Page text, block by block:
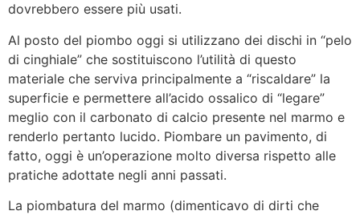
dovrebbero essere più usati.
Al posto del piombo oggi si utilizzano dei dischi in “pelo
di cinghiale” che sostituiscono l’utilità di questo
materiale che serviva principalmente a “riscaldare” la
superficie e permettere all’acido ossalico di “legare”
meglio con il carbonato di calcio presente nel marmo e
renderlo pertanto lucido. Piombare un pavimento, di
fatto, oggi è un’operazione molto diversa rispetto alle
pratiche adottate negli anni passati.
La piombatura del marmo (dimenticavo di dirti che